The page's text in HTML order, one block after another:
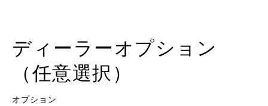
ディーラーオプション
（任意選択）
オプション